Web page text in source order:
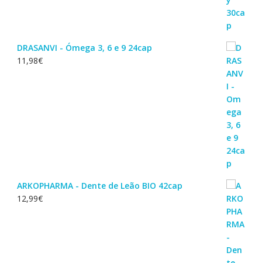
DRASANVI - Ómega 3, 6 e 9 24cap
11,98€
ARKOPHARMA - Dente de Leão BIO 42cap
12,99€